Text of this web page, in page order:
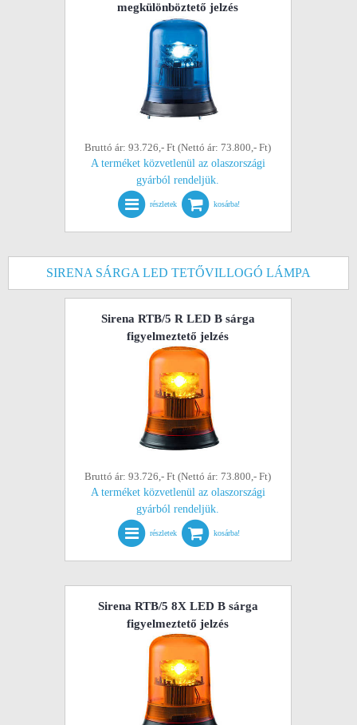
megkülönböztető jelzés
Bruttó ár: 93.726,- Ft (Nettó ár: 73.800,- Ft)
A terméket közvetlenül az olaszországi
gyárból rendeljük.
részletek kosárba!
SIRENA SÁRGA LED TETŐVILLOGÓ LÁMPA
Sirena RTB/5 R LED B sárga
figyelmeztető jelzés
Bruttó ár: 93.726,- Ft (Nettó ár: 73.800,- Ft)
A terméket közvetlenül az olaszországi
gyárból rendeljük.
részletek kosárba!
Sirena RTB/5 8X LED B sárga
figyelmeztető jelzés